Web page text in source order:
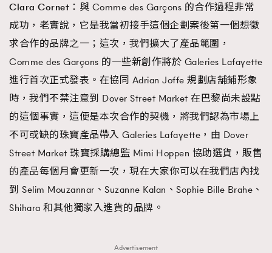
TRENDING
AFrenchMind
DressLikeAParisienne
EmpowerF
FashionWeek
Clara Cornet： 與 Comme des Garçons 的合作過程非常
成功，老實說，它是我當初接手這個企劃案後第一個想徵
求合作的品牌之一；這次，我們擴大了產品範圍，
Comme des Garçons 的一些新創作將於 Galeries Lafayette
進行首次正式發表。在協同 Adrian Joffe 規劃店舖鋪形象
時，我們不禁注意到 Dover Street Market 在巴黎尚未設點
的這個事實，這便是本次合作的契機，將我們認為市場上
不可或缺的珠寶產品帶入 Galeries Lafayette，由 Dover
Street Market 珠寶採購總監 Mimi Hoppen 協助選貨，販售
的產品每個月會更新一次，現在大家你可以在我們店內找
到 Selim Mouzannar、Suzanne Kalan、Sophie Bille Brahe、
Shihara 和其他獨家入進貨的品牌。
Advertisement